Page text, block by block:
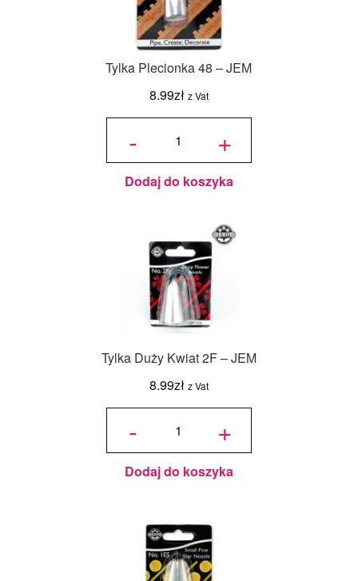
Tylka Plecionka 48 – JEM
8.99zł z Vat
-
ilość
48 - JEM +
Dodaj do koszyka
Tylka Duży Kwiat 2F – JEM
8.99zł z Vat
-
ilość
Kwiat
2F -
JEM +
Dodaj do koszyka